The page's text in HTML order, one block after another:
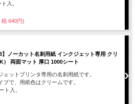
入。
640円)
】ノーカット名刺用紙 インクジェット専用 クリ
） 両面マット 厚口 1000シート
ェットプリンタ専用の名刺用紙です。
プで、用紙色はクリームです。
ト入。